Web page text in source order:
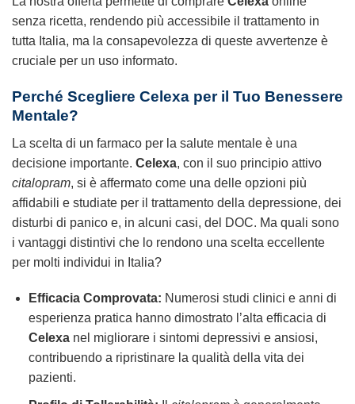
senza ricetta, rendendo più accessibile il trattamento in
tutta Italia, ma la consapevolezza di queste avvertenze è
cruciale per un uso informato.
Perché Scegliere Celexa per il Tuo Benessere
Mentale?
La scelta di un farmaco per la salute mentale è una
decisione importante. Celexa, con il suo principio attivo
citalopram, si è affermato come una delle opzioni più
affidabili e studiate per il trattamento della depressione, dei
disturbi di panico e, in alcuni casi, del DOC. Ma quali sono
i vantaggi distintivi che lo rendono una scelta eccellente
per molti individui in Italia?
Efficacia Comprovata: Numerosi studi clinici e anni di
esperienza pratica hanno dimostrato l’alta efficacia di
Celexanel migliorare i sintomi depressivi e ansiosi,
contribuendo a ripristinare la qualità della vita dei
pazienti.